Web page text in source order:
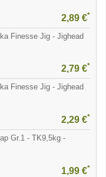
2,89 €*
Finesse Jig - Jighead
2,79 €*
Finesse Jig - Jighead
2,29 €*
Gr.1 - TK9,5kg -
1,99 €*